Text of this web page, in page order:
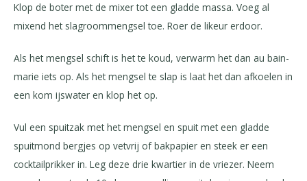
Klop de boter met de mixer tot een gladde massa. Voeg al
mixend het slagroommengsel toe. Roer de likeur erdoor.
Als het mengsel schift is het te koud, verwarm het dan au bain-
marie iets op. Als het mengsel te slap is laat het dan afkoelen in
een kom ijswater en klop het op.
Vul een spuitzak met het mengsel en spuit met een gladde
spuitmond bergjes op vetvrij of bakpapier en steek er een
cocktailprikker in. Leg deze drie kwartier in de vriezer. Neem